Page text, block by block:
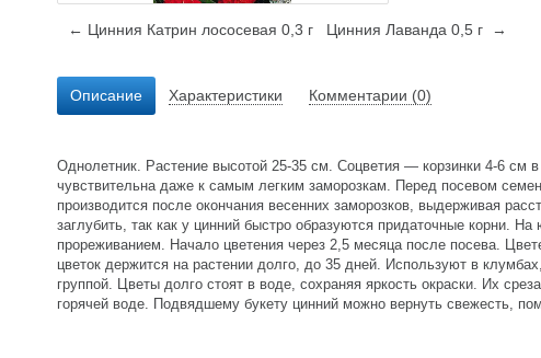
← Цинния Катрин лососевая 0,3 г Цинния Лаванда 0,5 г →
Описание Характеристики Комментарии (0)
Однолетник. Растение высотой 25-35 см. Соцветия — корзинки 4-6 см
чувствительна даже к самым легким заморозкам. Перед посевом
производится после окончания весенних заморозков, выдерживая
заглубить, так как у цинний быстро образуются придаточные
прореживанием. Начало цветения через 2,5 месяца после посева.
цветок держится на растении долго, до 35 дней. Используют в
группой. Цветы долго стоят в воде, сохраняя яркость окраски. Их
горячей воде. Подвядшему букету цинний можно вернуть свежесть,